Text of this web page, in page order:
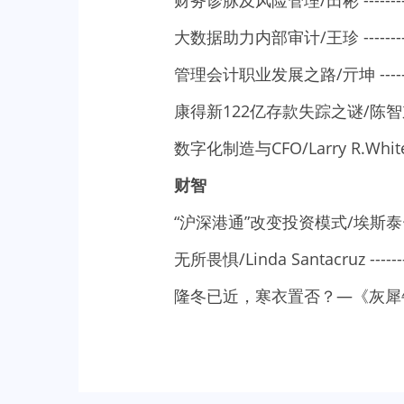
大数据助力内部审计/王珍
管理会计职业发展之路/亓坤
康得新122亿存款失踪之谜/陈
数字化制造与CFO/Larry
财智
“沪深港通”改变投资模式/埃斯
无所畏惧/Linda Santacruz
隆冬已近，寒衣置否？—《灰